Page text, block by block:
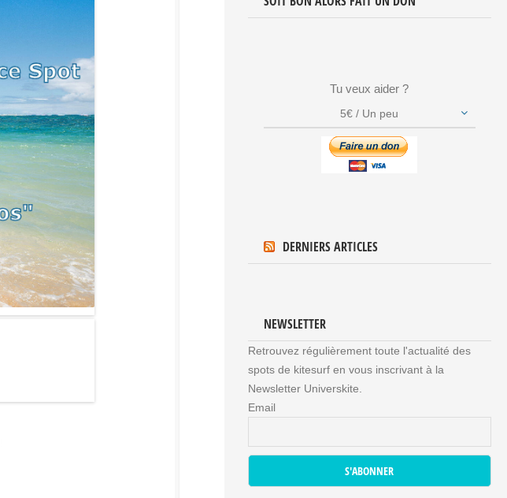
Tu veux aider ?
5€ / Un peu
DERNIERS ARTICLES
NEWSLETTER
Retrouvez régulièrement toute l'actualité des
spots de kitesurf en vous inscrivant à la
Newsletter Universkite.
Email